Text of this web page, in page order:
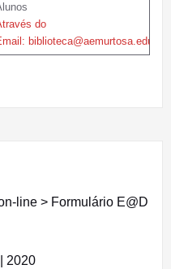
do
biblioteca@aemurtosa.edu.pt
line > Formulário E@D
2020